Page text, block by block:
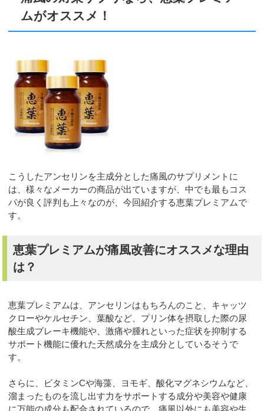
ムがオススメ！
こうしたアンセリンを主成分とした痛風のサプリメントに
は、様々なメーカーの商品が出ていますが、中でも最もコス
パが良く評判も上々なのが、今回紹介する恵葉プレミアムで
す。
恵葉プレミアムが痛風改善にオススメな理由
は？
恵葉プレミアムは、アンセリンはもちろんのこと、キャッツ
クローやケルセチン、葉酸など、プリン体を摂取した際の尿
酸生成ブレーキ機能や、激痛や腫れといった症状を抑制する
サポート機能に優れた天然成分を主成分としているそうで
す。
さらに、ビタミンCや海藻、ヨモギ、酸化マグネシウムなど、
溜まったものを流し出す力をサポートする成分や美容や健康
に万能の成分も配合されているので、痛風以外にも美容や生